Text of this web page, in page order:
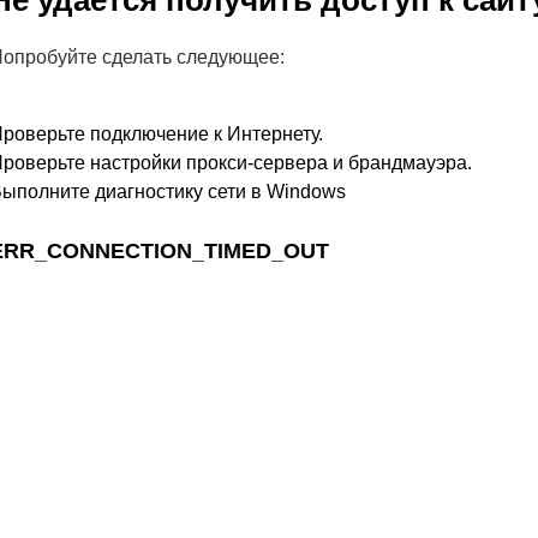
сделать следующее:
подключение к Интернету.
настройки прокси-сервера и брандмауэра.
диагностику сети в Windows